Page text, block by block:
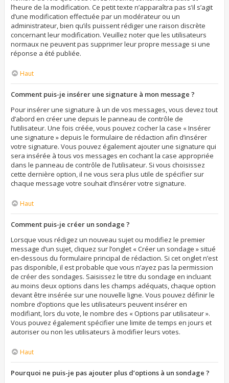
l’heure de la modification. Ce petit texte n’apparaîtra pas s’il s’agit
d’une modification effectuée par un modérateur ou un
administrateur, bien qu’ils puissent rédiger une raison discrète
concernant leur modification. Veuillez noter que les utilisateurs
normaux ne peuvent pas supprimer leur propre message si une
réponse a été publiée.
Haut
Comment puis-je insérer une signature à mon message ?
Pour insérer une signature à un de vos messages, vous devez tout
d’abord en créer une depuis le panneau de contrôle de
l’utilisateur. Une fois créée, vous pouvez cocher la case « Insérer
une signature » depuis le formulaire de rédaction afin d’insérer
votre signature. Vous pouvez également ajouter une signature qui
sera insérée à tous vos messages en cochant la case appropriée
dans le panneau de contrôle de l’utilisateur. Si vous choisissez
cette dernière option, il ne vous sera plus utile de spécifier sur
chaque message votre souhait d’insérer votre signature.
Haut
Comment puis-je créer un sondage ?
Lorsque vous rédigez un nouveau sujet ou modifiez le premier
message d’un sujet, cliquez sur l’onglet « Créer un sondage » situé
en-dessous du formulaire principal de rédaction. Si cet onglet n’est
pas disponible, il est probable que vous n’ayez pas la permission
de créer des sondages. Saisissez le titre du sondage en incluant
au moins deux options dans les champs adéquats, chaque option
devant être insérée sur une nouvelle ligne. Vous pouvez définir le
nombre d’options que les utilisateurs peuvent insérer en
modifiant, lors du vote, le nombre des « Options par utilisateur ».
Vous pouvez également spécifier une limite de temps en jours et
autoriser ou non les utilisateurs à modifier leurs votes.
Haut
Pourquoi ne puis-je pas ajouter plus d’options à un sondage ?